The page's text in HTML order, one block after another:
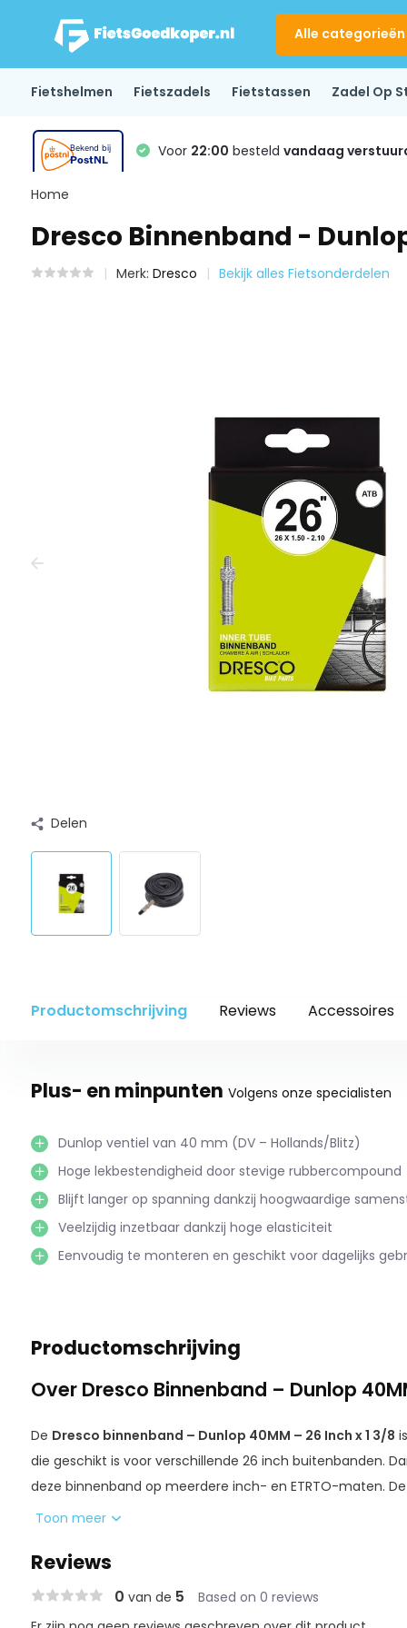
Alle categorieën
Fietshelmen Fietszadels Fietstassen Zadel Op
Voor 22:00 besteld vandaag
Home
Dresco Binnenband -
Merk: Dresco Bekijk alles Fietsonderdelen
Delen
Productomschrijving Reviews Accessoires
Plus- en minpunten Volgens onze specialisten
Dunlop ventiel van 40 mm (DV – Hollands/Blitz)
Hoge lekbestendigheid door stevige rubbercompound
Blijft langer op spanning dankzij hoogwaardige
Veelzijdig inzetbaar dankzij hoge elasticiteit
Eenvoudig te monteren en geschikt voor dagelijks
Productomschrijving
Over Dresco Binnenband – Dunlop
De Dresco binnenband – Dunlop 40MM – 26 Inch x 1 3/8
die geschikt is voor verschillende 26 inch buitenbanden.
deze binnenband op meerdere inch- en ETRTO-maten.
voor een hoge lekbestendigheid en helpt om de band
oppompen met een standaard fietspomp gemakkelijk gaat.
Toon meer
Reviews
0 van de 5 Based on 0 reviews